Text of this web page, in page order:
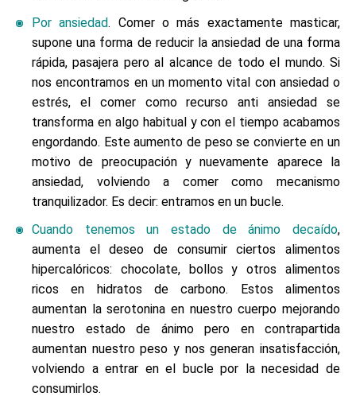
Por ansiedad. Comer o más exactamente masticar,
supone una forma de reducir la ansiedad de una forma
rápida, pasajera pero al alcance de todo el mundo. Si
nos encontramos en un momento vital con ansiedad o
estrés, el comer como recurso anti ansiedad se
transforma en algo habitual y con el tiempo acabamos
engordando. Este aumento de peso se convierte en un
motivo de preocupación y nuevamente aparece la
ansiedad, volviendo a comer como mecanismo
tranquilizador. Es decir: entramos en un bucle.
Cuando tenemos un estado de ánimo decaído,
aumenta el deseo de consumir ciertos alimentos
hipercalóricos: chocolate, bollos y otros alimentos
ricos en hidratos de carbono. Estos alimentos
aumentan la serotonina en nuestro cuerpo mejorando
nuestro estado de ánimo pero en contrapartida
aumentan nuestro peso y nos generan insatisfacción,
volviendo a entrar en el bucle por la necesidad de
consumirlos.